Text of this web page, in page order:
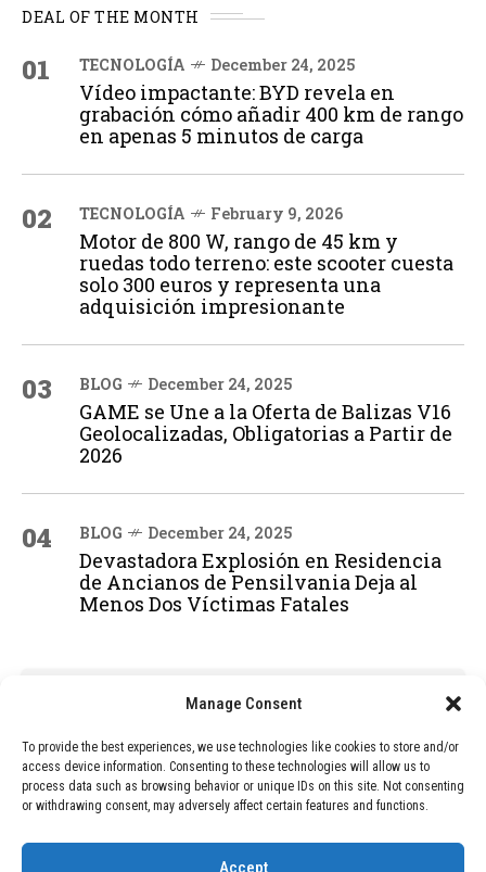
Manage Consent
To provide the best experiences, we use technologies like cookies to store and/or
access device information. Consenting to these technologies will allow us to
process data such as browsing behavior or unique IDs on this site. Not consenting
or withdrawing consent, may adversely affect certain features and functions.
Accept
DEAL OF THE MONTH
01 TECNOLOGÍA December 24, 2025
Vídeo impactante: BYD revela en
grabación cómo añadir 400 km de rango
en apenas 5 minutos de carga
02 TECNOLOGÍA February 9, 2026
Motor de 800 W, rango de 45 km y
ruedas todo terreno: este scooter cuesta
solo 300 euros y representa una
adquisición impresionante
03 BLOG December 24, 2025
GAME se Une a la Oferta de Balizas V16
Geolocalizadas, Obligatorias a Partir de
2026
04 BLOG December 24, 2025
Devastadora Explosión en Residencia
de Ancianos de Pensilvania Deja al
Menos Dos Víctimas Fatales